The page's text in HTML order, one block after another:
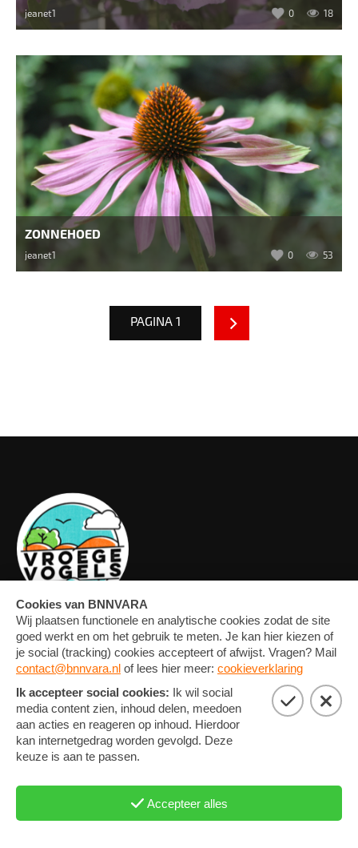
jeanet1 0 18
ZONNEHOED
jeanet1 0 53
PAGINA 1
OVERZICHT
ARTIKELEN
FOTO'S
FORUM
NIEUWSBRIEF
STATEMENT
COOKIE-INSTELLINGEN